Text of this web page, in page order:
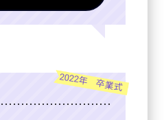
2022年 卒業式